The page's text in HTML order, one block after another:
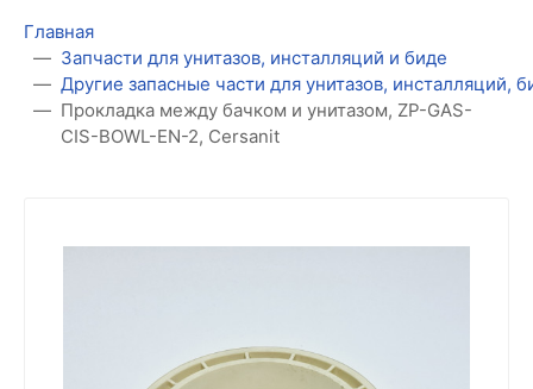
Главная
Запчасти для унитазов, инсталляций и биде
Другие запасные части для унитазов, инсталляций,
Прокладка между бачком и унитазом, ZP-GAS-
CIS-BOWL-EN-2, Cersanit